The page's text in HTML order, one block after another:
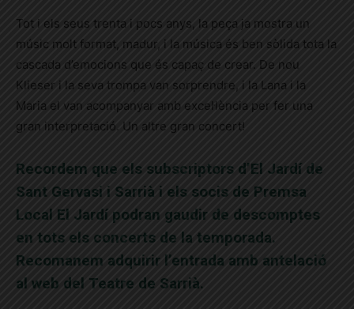
Tot i els seus trenta i pocs anys, la peça ja mostra un
músic molt format, madur, i la música és ben sòlida tota la
cascada d’emocions que és capaç de crear. De nou
Klieser i la seva trompa van sorprendre, i la Lana i la
Maria el van acompanyar amb excel·lència per fer una
gran interpretació. Un altre gran concert!
Recordem que els subscriptors d’El Jardí de
Sant Gervasi i Sarrià i els socis de Premsa
Local El Jardí podran gaudir de descomptes
en tots els concerts de la temporada.
Recomanem adquirir l’entrada amb antelació
al web del Teatre de Sarrià.